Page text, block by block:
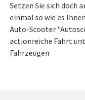
Setzen Sie sich doch
einmal so wie es
Auto-Scooter
actionreiche Fahrt
Fahrzeugen